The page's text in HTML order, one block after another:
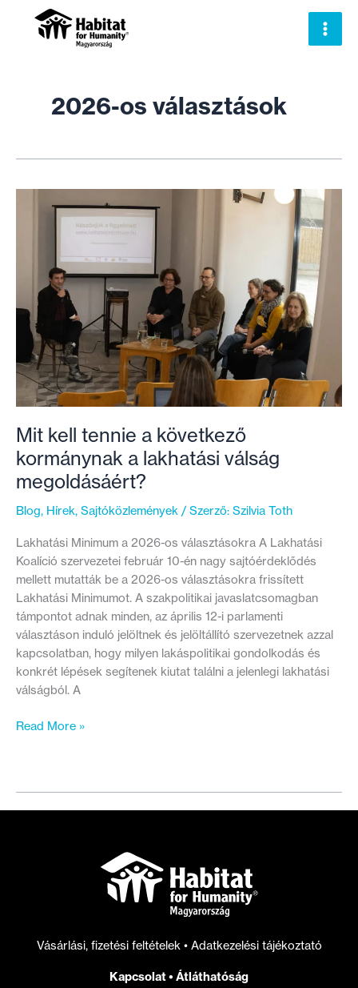
2026-os választások
Mit kell tennie a következő
kormánynak a lakhatási válság
megoldásáért?
Blog, Hírek, Sajtóközlemények / Szerző: Szilvia Toth
Lakhatási Minimum a 2026-os választásokra A Lakhatási
Koalíció szervezetei február 10-én nagy sajtóérdeklődés
mellett mutatták be a 2026-os választásokra frissített
Lakhatási Minimumot. A szakpolitikai javaslatcsomagban
támpontot adnak minden, az április 12-i parlamenti
választáson induló jelöltnek és jelöltállító szervezetnek azzal
kapcsolatban, hogy milyen lakáspolitikai gondolkodás és
konkrét lépések segítenek kiutat találni a jelenlegi lakhatási
válságból. A
Mit
Read More »
Vásárlási, fizetési feltételek • Adatkezelési tájékoztató
Kapcsolat• Átláthatóság